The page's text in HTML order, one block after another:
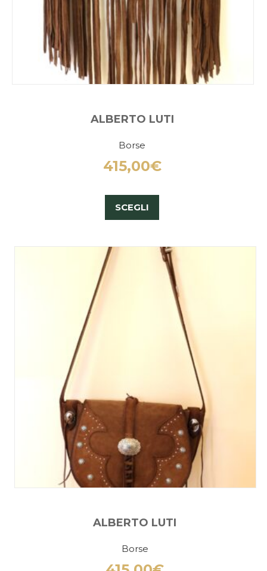
ALBERTO LUTI
Borse
415,00€
SCEGLI
ALBERTO LUTI
Borse